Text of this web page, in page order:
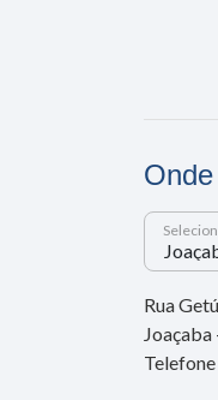
Rua